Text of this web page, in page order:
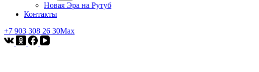
Новая Эра на Рутуб
Контакты
+7 903 308 26 30Max